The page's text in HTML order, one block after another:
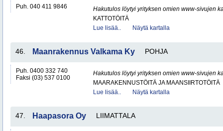
Puh. 040 411 9846
Hakutulos löytyi yrityksen omien www-sivujen
KATTOTÖITÄ
Lue lisää..
Näytä kartalla
46. Maanrakennus Valkama Ky POHJA
Puh. 0400 332 740
Faksi (03) 537 0100
Hakutulos löytyi yrityksen omien www-sivujen
MAARAKENNUSTÖITÄ JA MAANSIIRTOTÖITÄ
Lue lisää..
Näytä kartalla
47. Haapasora Oy LIIMATTALA